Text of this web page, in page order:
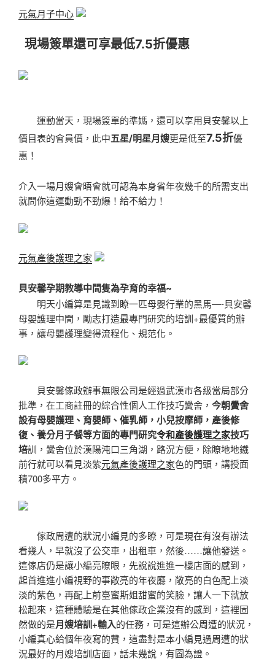
元氣月子中心
現場簽單還可享最低7.5折優惠
運動當天，現場簽單的準媽，還可以享用貝安馨以上
價目表的會員價， 此中五星/明星月嫂更是低至7.5折優
惠！
介入一場月嫂會晤會就可認為本身省年夜幾千的所需支出
就問你這運動勁不勁爆！給不給力！
元氣產後護理之家
貝安馨孕期教導中間隻為孕育的幸福~
明天小編算是見識到瞭一匹母嬰行業的黑馬—-貝安馨
母嬰護理中間，勵志打造最專門研究的培訓+最優質的辦
事，讓母嬰護理變得流程化、規范化。
貝安馨傢政辦事無限公司是經過武漢市各級當局部分
批準，在工商註冊的綜合性個人工作技巧黌舍， 今朝黌舍
設有母嬰護理、育嬰師、催乳師，小兒按摩師，產後修
復、養分月子餐等方面的專門研究令和產後護理之家技巧
培訓，黌舍位於漢陽沌口三角湖，路況方便，除瞭地地鐵
前行就可以看見淡紫元氣產後護理之家色的門頭，講授面
積700多平方。
傢政周遭的狀況小編見的多瞭，可是現在有沒有辦法
看幾人，早就沒了公交車，出租車，然後……讓他發送。
這傢店仍是讓小編亮瞭眼，先說說進進一樓店面的感到，
起首進進小編視野的事敞亮的年夜廳，敞亮的白色配上淡
淡的紫色，再配上前臺蜜斯姐甜蜜的笑臉，讓人一下就放
松起來，這種體驗是在其他傢政企業沒有的感到，這裡固
然做的是月嫂培訓+輸入的任務，可是這辦公周遭的狀況，
小編真心給個年夜寫的贊，這盡對是本小編見過周遭的狀
況最好的月嫂培訓店面，話未幾說，有圖為證。